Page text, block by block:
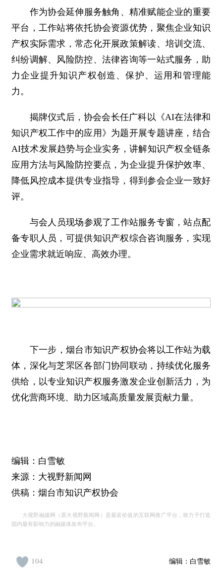
作为协会延伸服务触角、精准赋能企业的重要
平台，工作站将依托协会资源优势，聚焦企业知识
产权实际需求，常态化开展政策解读、培训交流、
纠纷调解、风险防控、法律咨询等一站式服务，助
力企业提升知识产权创造、保护、运用和管理能
力。
揭牌仪式后，协会会长任广科以《AI在法律和
知识产权工作中的应用》为题开展专题讲座，结合
AI技术发展趋势与企业实务，讲解知识产权全链条
应用方法与风险防控要点，为企业提升保护效率、
降低风控成本提供专业指导，得到参会企业一致好
评。
与会人员现场参观了工作站服务专窗，站点配
备专职人员，可提供知识产权综合咨询服务，实现
企业需求就近响应、高效办理。
下一步，烟台市知识产权协会将以工作站为载
体，深化与芝罘区各部门协同联动，持续优化服务
供给，以专业知识产权服务激发企业创新活力，为
优化营商环境、助力区域高质量发展贡献力量。
编辑：白雪敏
来源：大视野新闻网
供稿：烟台市知识产权协会
大视野融媒网（原大视野新闻网）是最富价值的互联网推广平台，致力于打造
国内最有影响力的融媒体发布平台。
编辑： 白雪敏
104